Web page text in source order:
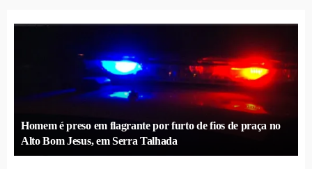
Homem é preso em flagrante por furto de fios de praça no
Alto Bom Jesus, em Serra Talhada